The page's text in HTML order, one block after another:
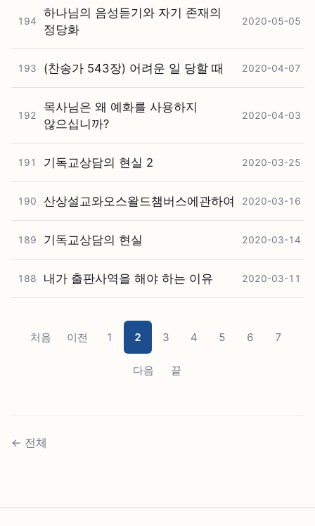
194
하나님의 음성듣기와 자기 존재의
정당화
2020-05-05
193 (찬송가 543장) 어려운 일 당할 때 2020-04-07
192
목사님은 왜 예화를 사용하지
않으십니까?
2020-04-03
191 기독교상담의 현실 2 2020-03-25
190 산상설교와오스왈드챔버스에관하여 2020-03-16
189 기독교상담의 현실 2020-03-14
188 내가 출판사역을 해야 하는 이유 2020-03-11
처음 이전 1 2 3 4 5 6 7
다음 끝
← 전체